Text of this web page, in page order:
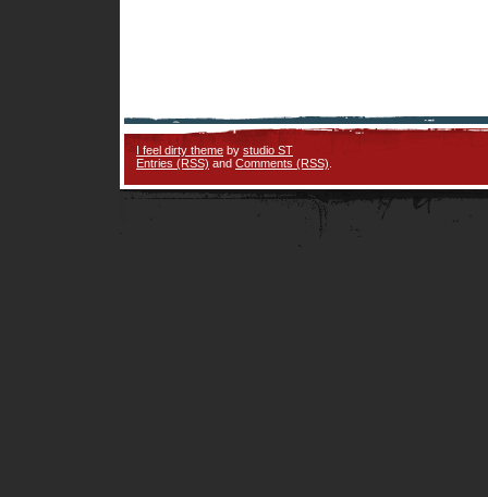
I feel dirty theme by studio ST
Entries (RSS) and Comments (RSS)